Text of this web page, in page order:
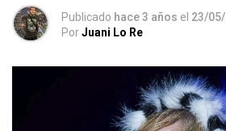
Publicado hace 3 años el 23/
PorJuani Lo Re